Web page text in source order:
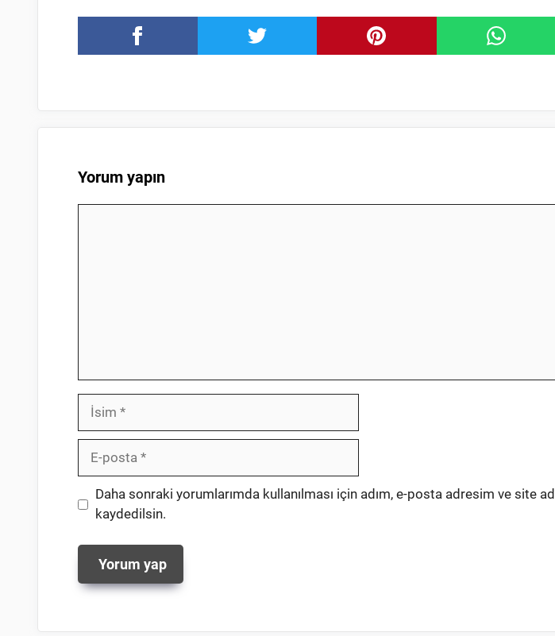
Yorum yapın
İsim
posta
İnternet
sitesi
Daha sonraki yorumlarımda kullanılması için adım, e-posta adresim ve site
kaydedilsin.